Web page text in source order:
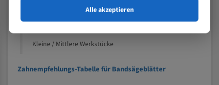
Speziell entwickelt für Profile / Rohre
Kleine und mittlere Profile / Kleine Durchmesser
Kleine / Mittlere Werkstücke
Zahnempfehlungs-Tabelle für Bandsägeblätter
Alle akzeptieren